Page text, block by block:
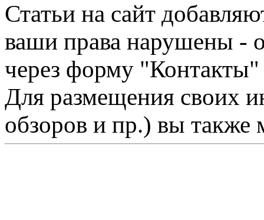
Статьи на сайт
ваши права нарушены -
через форму "Контакты"
Для размещения своих
обзоров и пр.) вы также